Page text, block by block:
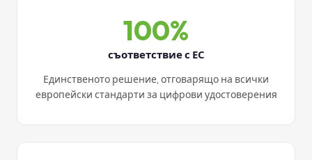
100%
съответствие с ЕС
Единственото решение, отговарящо на всички
европейски стандарти за цифрови удостоверения